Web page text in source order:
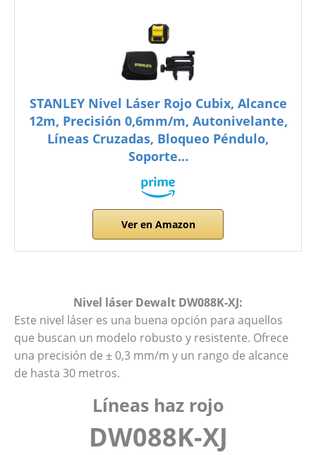
STANLEY Nivel Láser Rojo Cubix, Alcance
12m, Precisión 0,6mm/m, Autonivelante,
Líneas Cruzadas, Bloqueo Péndulo,
Soporte…
Ver en Amazon
Nivel láser Dewalt DW088K-XJ:
Este nivel láser es una buena opción para aquellos
que buscan un modelo robusto y resistente. Ofrece
una precisión de ± 0,3 mm/m y un rango de alcance
de hasta 30 metros.
Líneas haz rojo
DW088K-XJ